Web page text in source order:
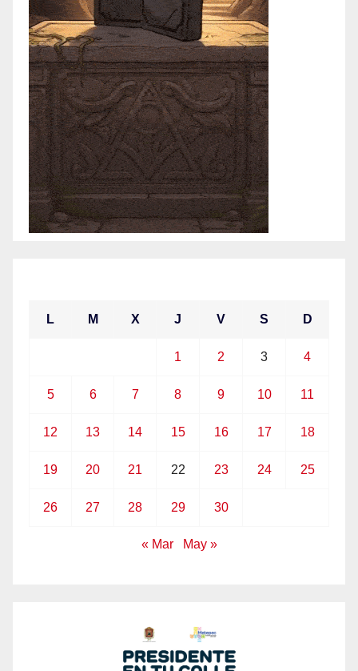
L M X J V S D
1 2 3 4
5 6 7 8 9 10 11
12 13 14 15 16 17 18
19 20 21 22 23 24 25
26 27 28 29 30
« Mar May »